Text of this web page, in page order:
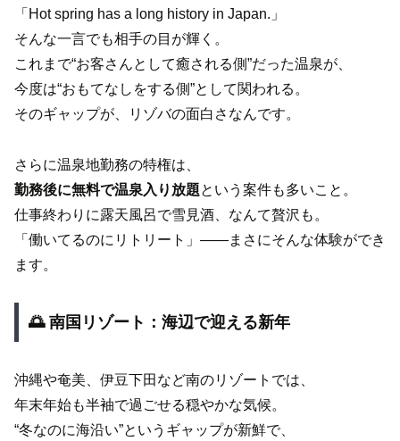
「Hot spring has a long history in Japan.」
そんな一言でも相手の目が輝く。
これまで“お客さんとして癒される側”だった温泉が、
今度は“おもてなしをする側”として関われる。
そのギャップが、リゾバの面白さなんです。
さらに温泉地勤務の特権は、
勤務後に無料で温泉入り放題という案件も多いこと。
仕事終わりに露天風呂で雪見酒、なんて贅沢も。
「働いてるのにリトリート」——まさにそんな体験ができ
ます。
🌅 南国リゾート：海辺で迎える新年
沖縄や奄美、伊豆下田など南のリゾートでは、
年末年始も半袖で過ごせる穏やかな気候。
“冬なのに海沿い”というギャップが新鮮で、